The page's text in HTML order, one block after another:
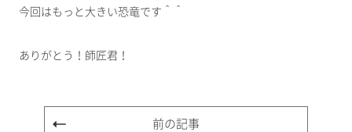
今回はもっと大きい恐竜です＾＾
ありがとう！師匠君！
前の記事